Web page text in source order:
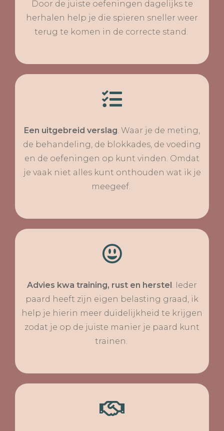
Door de juiste oefeningen dagelijks te
herhalen help je die spieren sneller weer
terug te komen in de correcte stand.
Een uitgebreid verslag. Waar je de meting,
de behandeling, de blokkades, de voeding
en de oefeningen op kunt vinden. Omdat
je vaak niet alles kunt onthouden wat ik je
meegeef.
Advies kwa training, rust en herstel . Ieder
paard heeft zijn eigen belasting graad, ik
help je hierin meer duidelijkheid te krijgen
zodat je op de juiste manier je paard kunt
trainen.